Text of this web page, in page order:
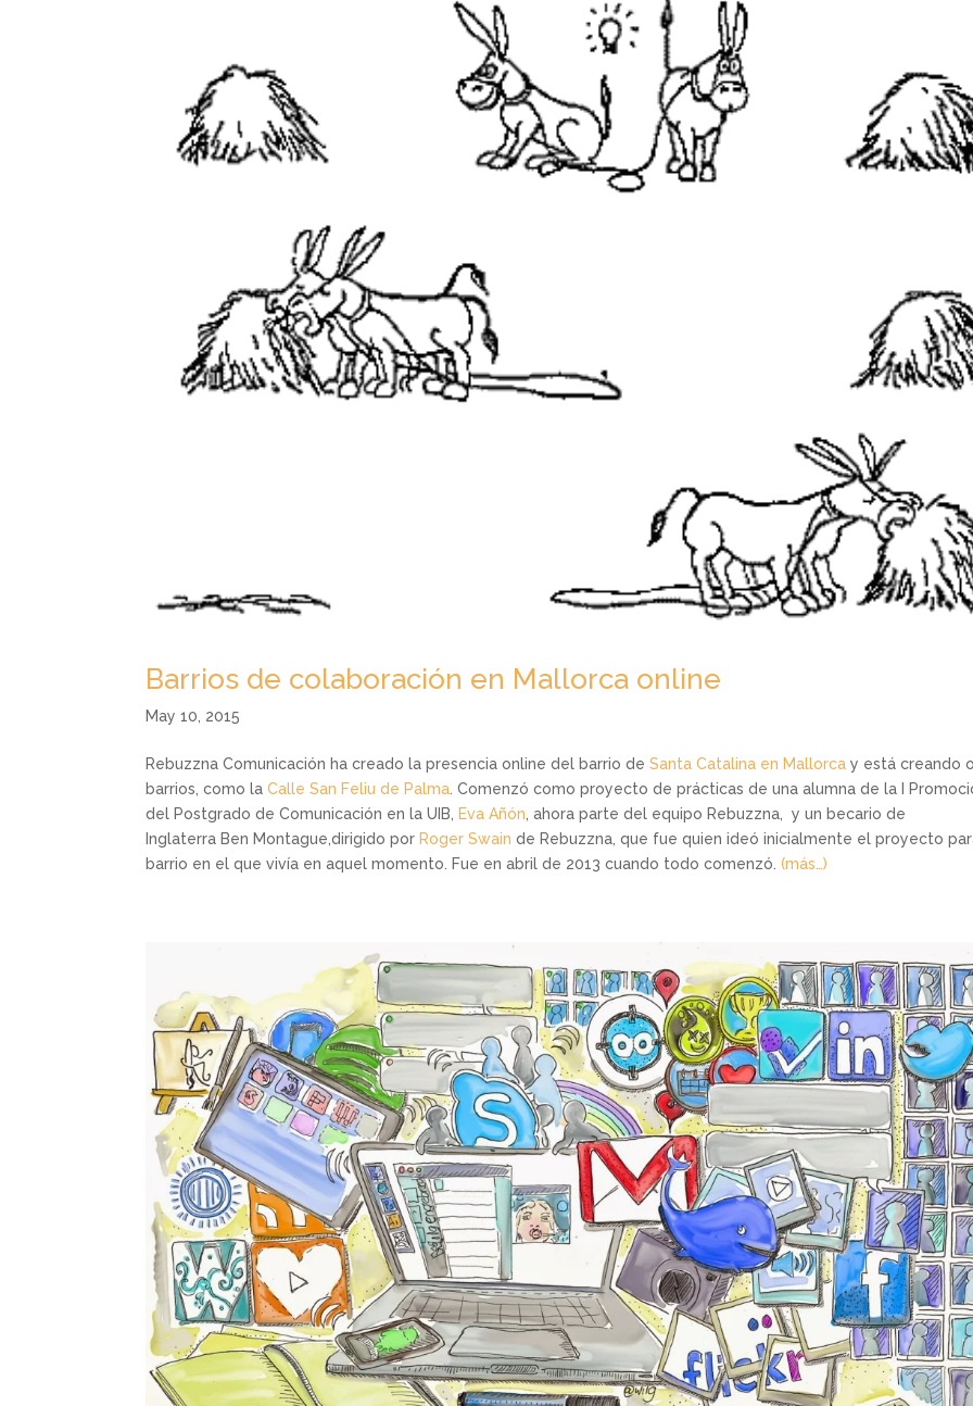
Barrios de colaboración en Mallorca online
May 10, 2015
Rebuzzna Comunicación ha creado la presencia online del barrio deSanta Catalina en Mallorcay está creando
barrios, como laCalle San Feliu de Palma. Comenzó como proyecto de prácticas de una alumna de la I
del Postgrado de Comunicación en la UIB, Eva Añón, ahora parte del equipo Rebuzzna, y un becario de
Inglaterra Ben Montague,dirigido por Roger Swain de Rebuzzna, que fue quien ideó inicialmente el proyecto
barrio en el que vivía en aquel momento. Fue en abril de 2013 cuando todo comenzó.(más…)